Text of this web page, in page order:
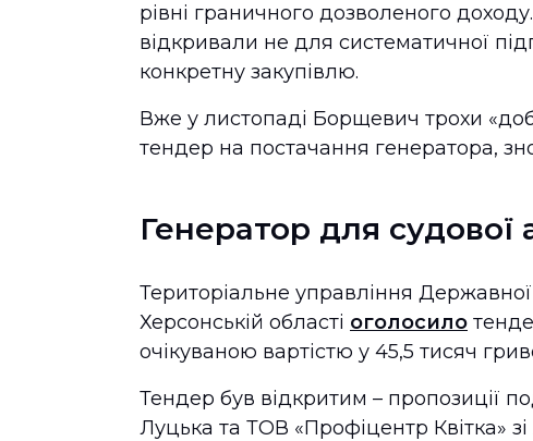
рівні граничного дозволеного
відкривали не для систематичної
конкретну закупівлю.
Вже у листопаді Борщевич трохи
тендер на постачання генератора,
Генератор для судової
Територіальне управління Державної
Херсонській області оголосило
очікуваною вартістю у 45,5 тисяч
Тендер був відкритим – пропозиції
Луцька та ТОВ «Профіцентр Квітка»